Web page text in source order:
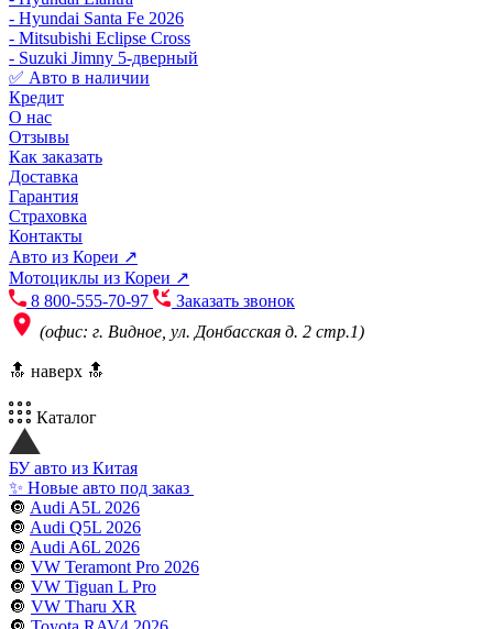
- Hyundai Santa Fe 2026
- Mitsubishi Eclipse Cross
- Suzuki Jimny 5-дверный
✅ Авто в наличии
Кредит
О нас
Отзывы
Как заказать
Доставка
Гарантия
Страховка
Контакты
Авто из Кореи ↗
Мотоциклы из Кореи ↗
8 800-555-70-97
Заказать звонок
(офис: г. Видное, ул. Донбасская д. 2 стр.1)
🔝 наверх 🔝
Каталог
БУ авто из Китая
✨ Новые авто под заказ
🔘 Audi A5L 2026
🔘 Audi Q5L 2026
🔘 Audi A6L 2026
🔘 VW Teramont Pro 2026
🔘 VW Tiguan L Pro
🔘 VW Tharu XR